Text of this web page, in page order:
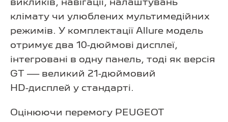
викликів, навігації, налаштувань
клімату чи улюблених мультимедійних
режимів. У комплектації Allure модель
отримує два 10-дюймові дисплеї,
інтегровані в одну панель, тоді як версія
GT — великий 21-дюймовий
HD-дисплей у стандарті.
Оцінюючи перемогу PEUGEOT